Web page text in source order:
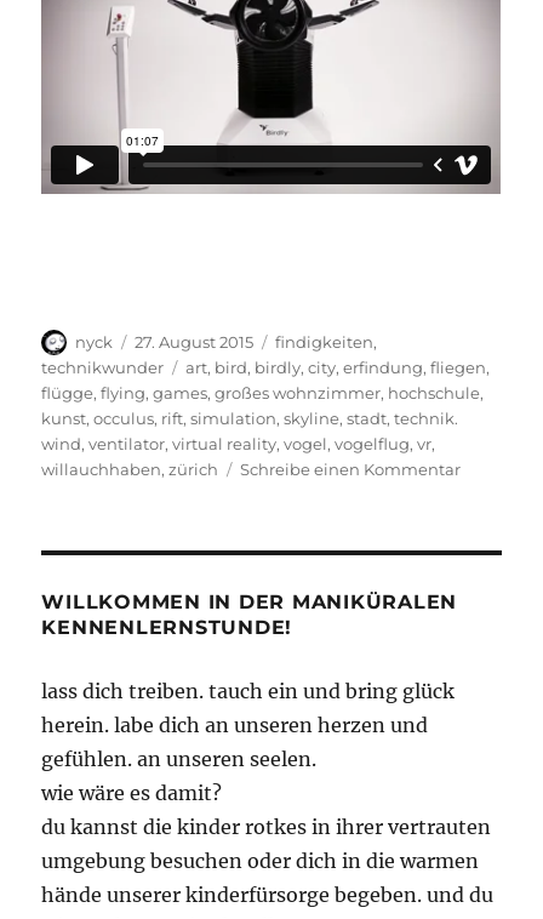
Autor
nyck
Veröffentlicht
am
27. August 2015 Kategorien
findigkeiten,
technikwunder
Schlagwörter
art, bird, birdly,city,erfindung,fliegen,
flügge,flying,games,großes wohnzimmer, hochschule,
kunst,occulus, rift,simulation,skyline,stadt,technik.
wind,ventilator,virtual reality,vogel,vogelflug,vr,
willauchhaben,zürich Schreibe einen Kommentarzu
WILLKOMMEN IN DER MANIKÜRALEN
KENNENLERNSTUNDE!
lass dich treiben. tauch ein und bring glück
herein. labe dich an unseren herzen und
gefühlen. an unseren seelen.
wie wäre es damit?
du kannst die kinder rotkes in ihrer vertrauten
umgebung besuchen oder dich in die warmen
hände unserer kinderfürsorge begeben. und du